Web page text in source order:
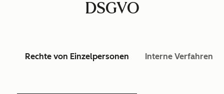
DSGVO
Rechte von Einzelpersonen Interne Verfahren